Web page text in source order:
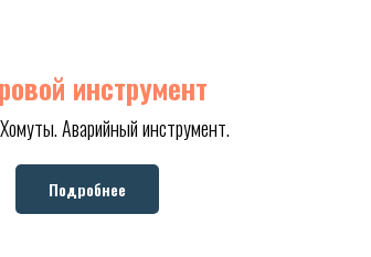
инструмент
Аварийный инструмент.
Подробнее